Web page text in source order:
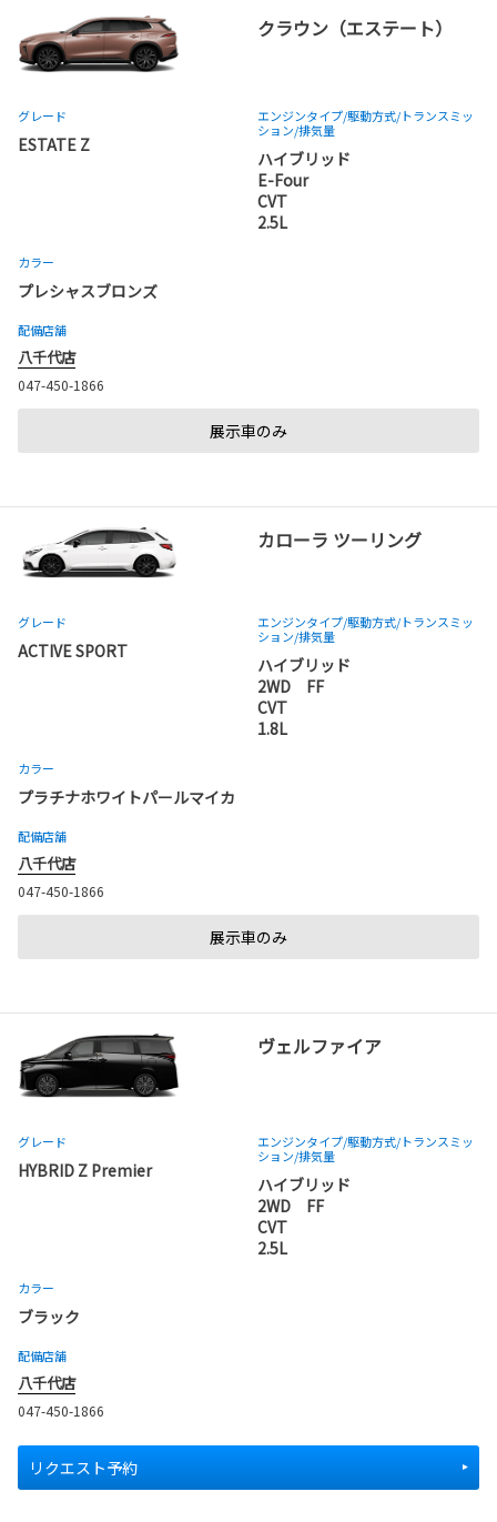
クラウン（エステート）
グレード
ESTATE Z
エンジンタイプ/駆動方式/トランスミッ
ション/排気量
ハイブリッド
E-Four
CVT
2.5L
カラー
プレシャスブロンズ
配備店舗
八千代店
047-450-1866
展示車のみ
カローラ ツーリング
グレード
ACTIVE SPORT
エンジンタイプ/駆動方式/トランスミッ
ション/排気量
ハイブリッド
2WD FF
CVT
1.8L
カラー
プラチナホワイトパールマイカ
配備店舗
八千代店
047-450-1866
展示車のみ
ヴェルファイア
グレード
HYBRID Z Premier
エンジンタイプ/駆動方式/トランスミッ
ション/排気量
ハイブリッド
2WD FF
CVT
2.5L
カラー
ブラック
配備店舗
八千代店
047-450-1866
リクエスト予約